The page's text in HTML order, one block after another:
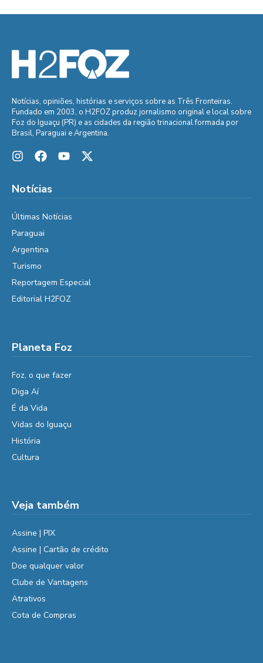
Notícias, opiniões, histórias e serviços sobre as Três Fronteiras.
Fundado em 2003, o H2FOZ produz jornalismo original e local sobre
Foz do Iguaçu (PR) e as cidades da região trinacional formada por
Brasil, Paraguai e Argentina.
Notícias
Últimas Notícias
Paraguai
Argentina
Turismo
Reportagem Especial
Editorial H2FOZ
Planeta Foz
Foz, o que fazer
Diga Aí
É da Vida
Vidas do Iguaçu
História
Cultura
Veja também
Assine | PIX
Assine | Cartão de crédito
Doe qualquer valor
Clube de Vantagens
Atrativos
Cota de Compras